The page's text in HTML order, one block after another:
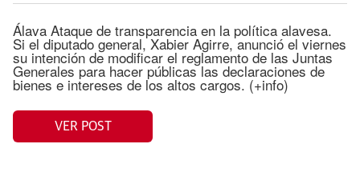
Álava Ataque de transparencia en la política alavesa.
Si el diputado general, Xabier Agirre, anunció el viernes
su intención de modificar el reglamento de las Juntas
Generales para hacer públicas las declaraciones de
bienes e intereses de los altos cargos. (+info)
VER POST